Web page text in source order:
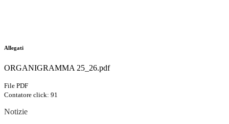
Allegati
ORGANIGRAMMA 25_26.pdf
File PDF
Contatore click: 91
Notizie